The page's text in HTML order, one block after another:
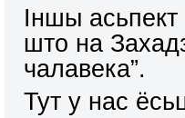
Іншы асьпект
што на
чалавека”.
Тут у нас